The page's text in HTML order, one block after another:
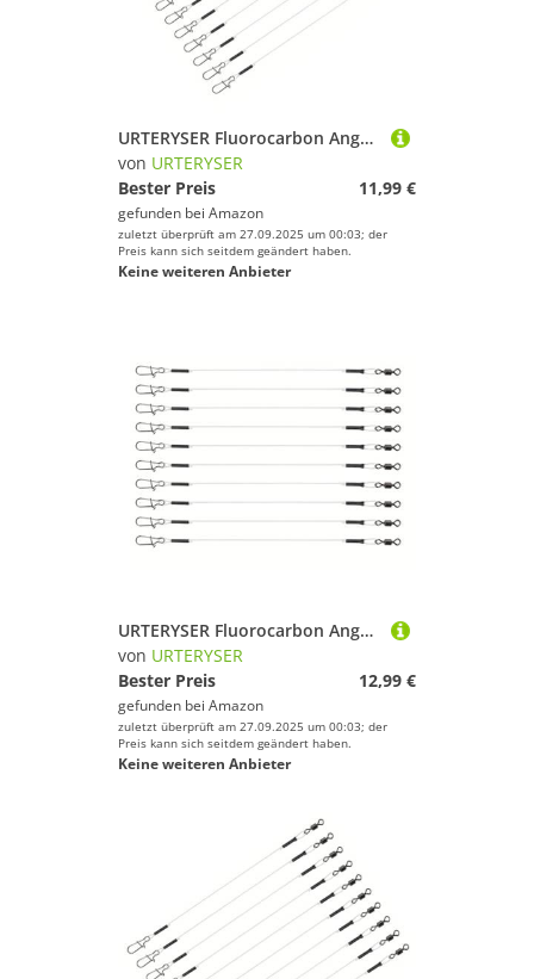
URTERYSER Fluorocarbon Angelvorfach Fluorocarbon Vorfach für Süßwasserangeln Fluorocarbon Vorfachschnur mit Wirbeln
von URTERYSER
Bester Preis
11,99 €
gefunden bei Amazon
zuletzt überprüft am 27.09.2025 um 00:03; der
Preis kann sich seitdem geändert haben.
Keine weiteren Anbieter
URTERYSER Fluorocarbon Angelvorfach Fluorocarbon Vorfach für Süßwasserangeln Fluorocarbon Vorfachschnur mit Wirbeln
von URTERYSER
Bester Preis
12,99 €
gefunden bei Amazon
zuletzt überprüft am 27.09.2025 um 00:03; der
Preis kann sich seitdem geändert haben.
Keine weiteren Anbieter